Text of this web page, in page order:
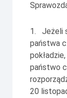
1. Jeżeli
państwa
państwo
20